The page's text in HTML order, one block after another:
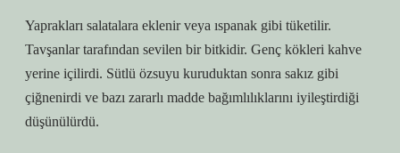
Yaprakları salatalara eklenir veya ıspanak gibi tüketilir.
Tavşanlar tarafından sevilen bir bitkidir. Genç kökleri kahve
yerine içilirdi. Sütlü özsuyu kuruduktan sonra sakız gibi
çiğnenirdi ve bazı zararlı madde bağımlılıklarını iyileştirdiği
düşünülürdü.